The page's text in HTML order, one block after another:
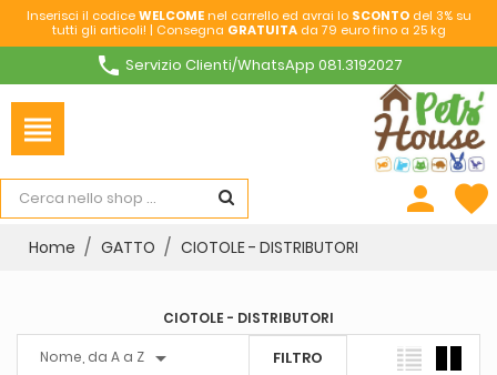
Inserisci il codiceWELCOMEnel carrello ed avrai lo SCONTOdel 3% su
tutti gli articoli! | Consegna GRATUITAda 79 euro fino a 25 kg
phone Servizio Clienti/WhatsApp 081.3192027
view_headline
person favorite
Home GATTO CIOTOLE - DISTRIBUTORI
CIOTOLE - DISTRIBUTORI
Nome, da A a Z  FILTRO